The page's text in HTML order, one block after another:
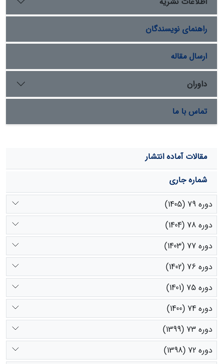
دیده می‌شود و کمترین مقادیر فرسایندگی در جنوب و غرب
استان خوزستان وجود دارد. این مقادیر از 404 تا
2414(Mj.mm.ha
-1.h-1
راهنمای نویسندگان
ارسال مقاله
داوران
تماس با ما
مقالات آماده انتشار
شماره جاری
دوره 79 (1405)
دوره 78 (1404)
دوره 77 (1403)
دوره 76 (1402)
دوره 75 (1401)
دوره 74 (1400)
دوره 73 (1399)
دوره 72 (1398)